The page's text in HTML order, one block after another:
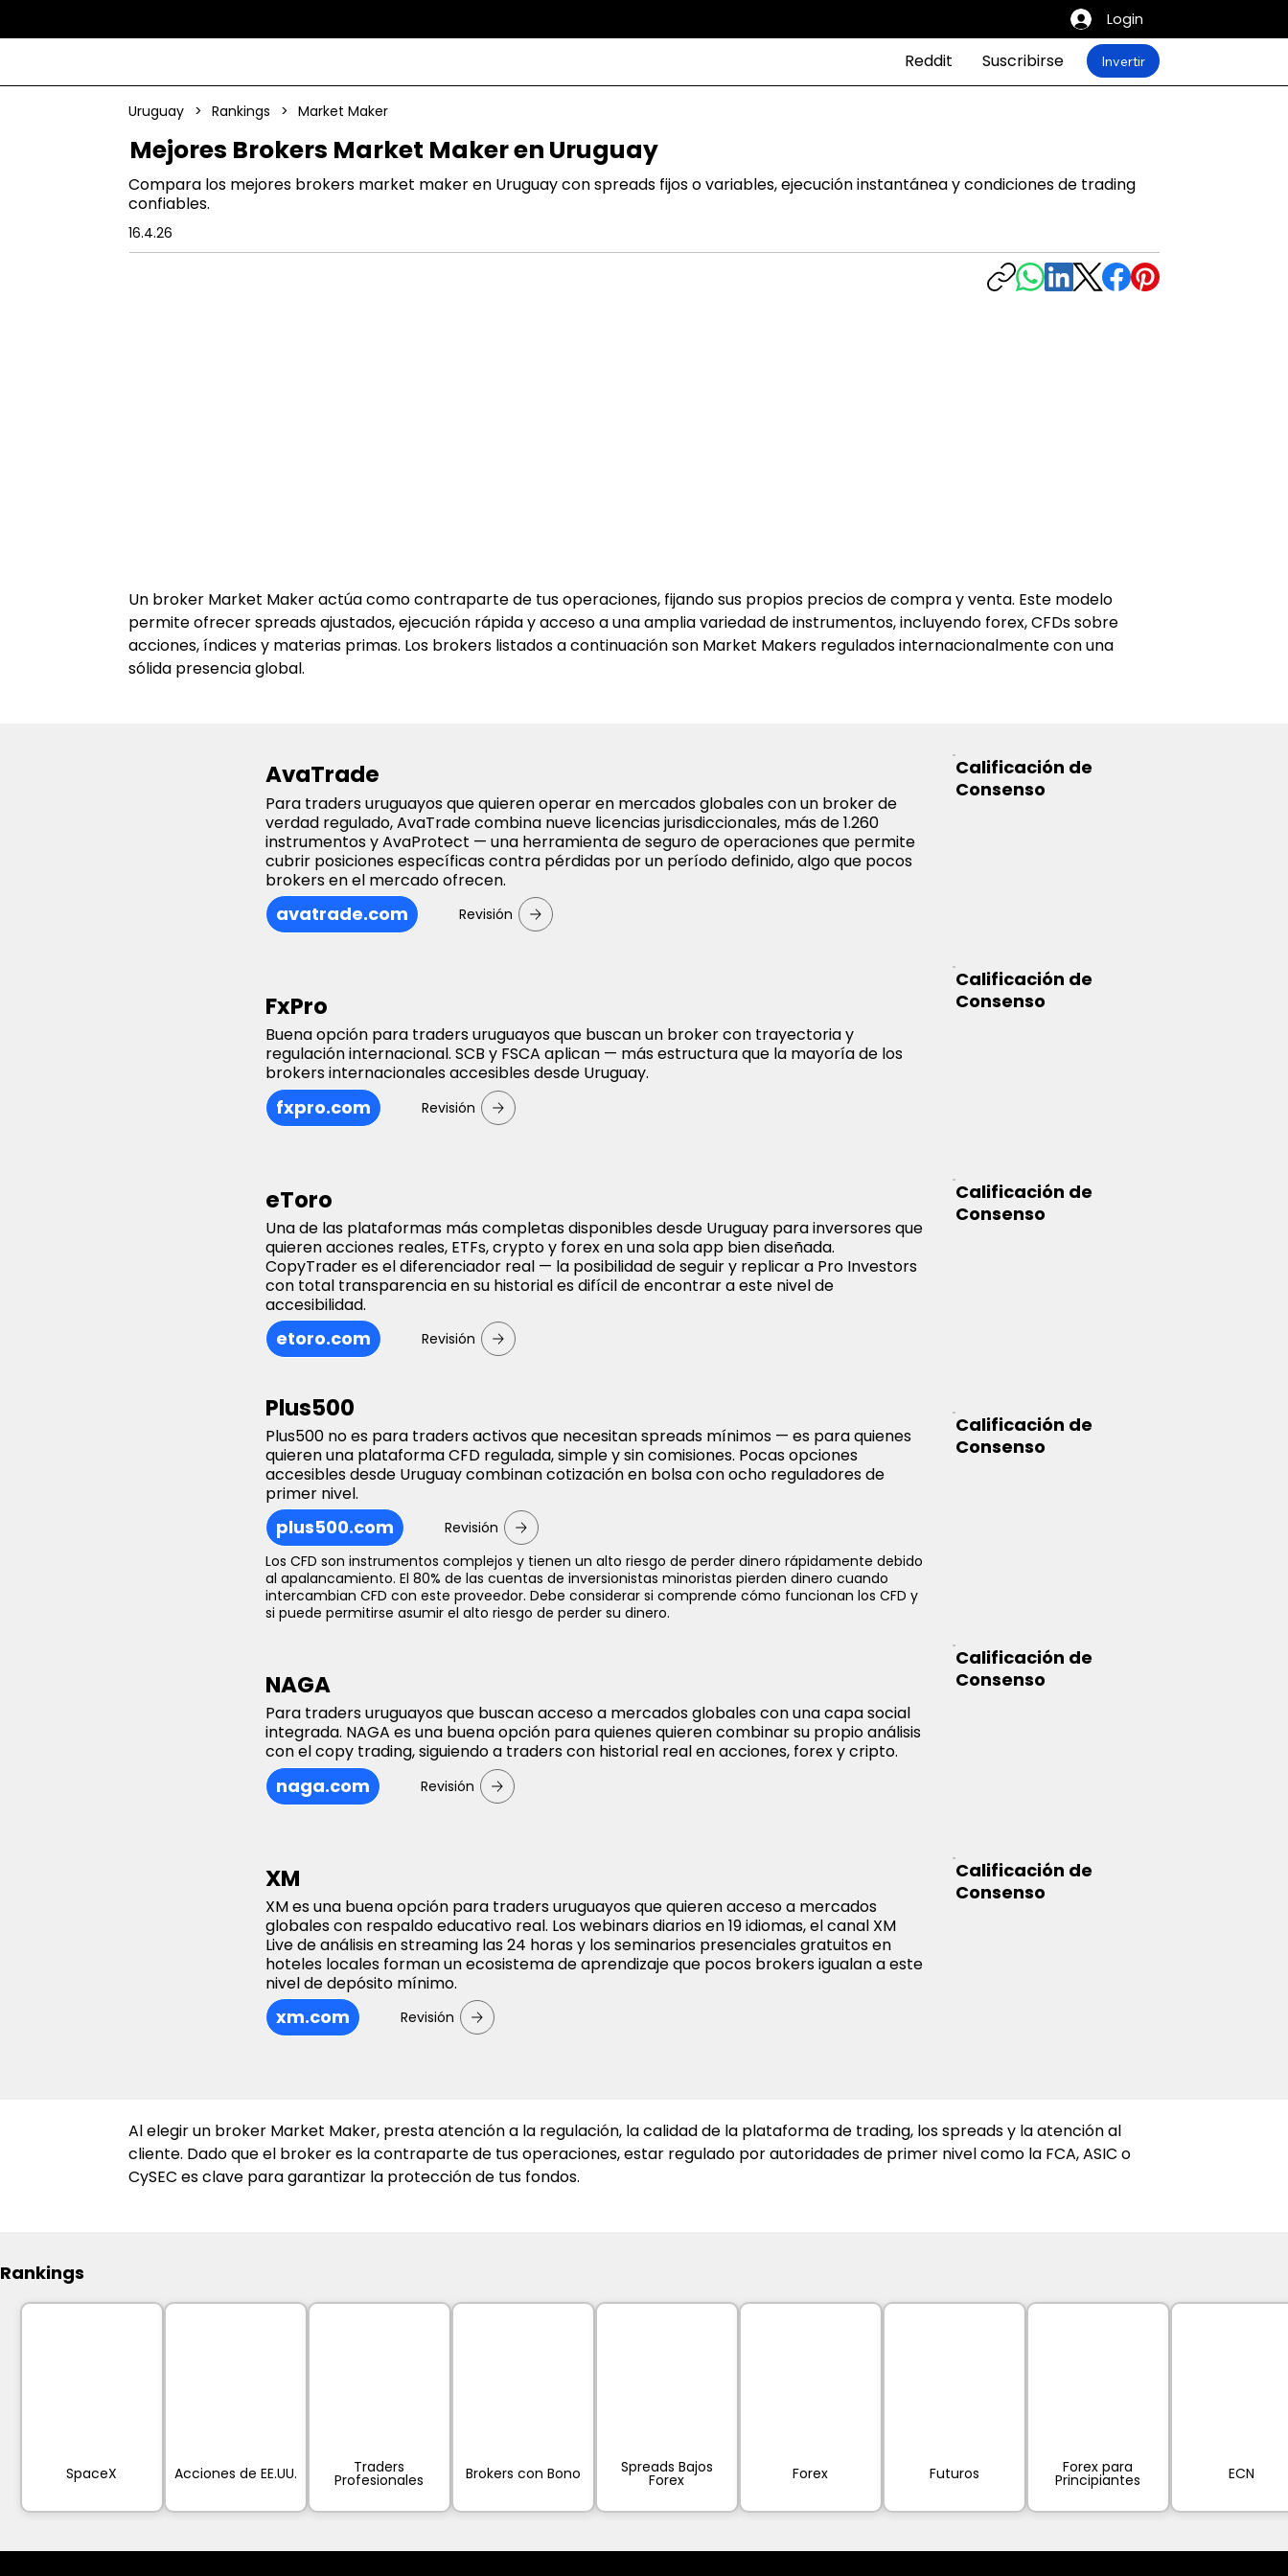
Login
Reddit Suscribirse Invertir
Mejores Brokers Market Maker en Uruguay
Compara los mejores brokers market maker en Uruguay con spreads fijos o variables, ejecución instantánea y condiciones de trading
confiables.
Uruguay > Rankings > Market Maker
16.4.26
Un broker Market Maker actúa como contraparte de tus operaciones, fijando sus propios precios de compra y venta. Este modelo
permite ofrecer spreads ajustados, ejecución rápida y acceso a una amplia variedad de instrumentos, incluyendo forex, CFDs sobre
acciones, índices y materias primas. Los brokers listados a continuación son Market Makers regulados internacionalmente con una
sólida presencia global.
AvaTrade
Para traders uruguayos que quieren operar en mercados globales con un broker de
verdad regulado, AvaTrade combina nueve licencias jurisdiccionales, más de 1.260
instrumentos y AvaProtect — una herramienta de seguro de operaciones que permite
cubrir posiciones específicas contra pérdidas por un período definido, algo que pocos
brokers en el mercado ofrecen.
avatrade.com Revisión
Calificación de
Consenso
FxPro
Buena opción para traders uruguayos que buscan un broker con trayectoria y
regulación internacional. SCB y FSCA aplican — más estructura que la mayoría de los
brokers internacionales accesibles desde Uruguay.
fxpro.com Revisión
Calificación de
Consenso
eToro
Una de las plataformas más completas disponibles desde Uruguay para inversores que
quieren acciones reales, ETFs, crypto y forex en una sola app bien diseñada.
CopyTrader es el diferenciador real — la posibilidad de seguir y replicar a Pro Investors
con total transparencia en su historial es difícil de encontrar a este nivel de
accesibilidad.
etoro.com Revisión
Calificación de
Consenso
Plus500
Plus500 no es para traders activos que necesitan spreads mínimos — es para quienes
quieren una plataforma CFD regulada, simple y sin comisiones. Pocas opciones
accesibles desde Uruguay combinan cotización en bolsa con ocho reguladores de
primer nivel.
plus500.com
Revisión
Los CFD son instrumentos complejos y tienen un alto riesgo de perder dinero rápidamente debido
al apalancamiento. El 80% de las cuentas de inversionistas minoristas pierden dinero cuando
intercambian CFD con este proveedor. Debe considerar si comprende cómo funcionan los CFD y
si puede permitirse asumir el alto riesgo de perder su dinero.
Calificación de
Consenso
NAGA
Para traders uruguayos que buscan acceso a mercados globales con una capa social
integrada. NAGA es una buena opción para quienes quieren combinar su propio análisis
con el copy trading, siguiendo a traders con historial real en acciones, forex y cripto.
naga.com Revisión
Calificación de
Consenso
XM
XM es una buena opción para traders uruguayos que quieren acceso a mercados
globales con respaldo educativo real. Los webinars diarios en 19 idiomas, el canal XM
Live de análisis en streaming las 24 horas y los seminarios presenciales gratuitos en
hoteles locales forman un ecosistema de aprendizaje que pocos brokers igualan a este
nivel de depósito mínimo.
xm.com Revisión
Calificación de
Consenso
Al elegir un broker Market Maker, presta atención a la regulación, la calidad de la plataforma de trading, los spreads y la atención al
cliente. Dado que el broker es la contraparte de tus operaciones, estar regulado por autoridades de primer nivel como la FCA, ASIC o
CySEC es clave para garantizar la protección de tus fondos.
Rankings
SpaceX Acciones de EE.UU. Traders
Profesionales Brokers con Bono Spreads Bajos
Forex Forex Futuros Forex para
Principiantes ECN